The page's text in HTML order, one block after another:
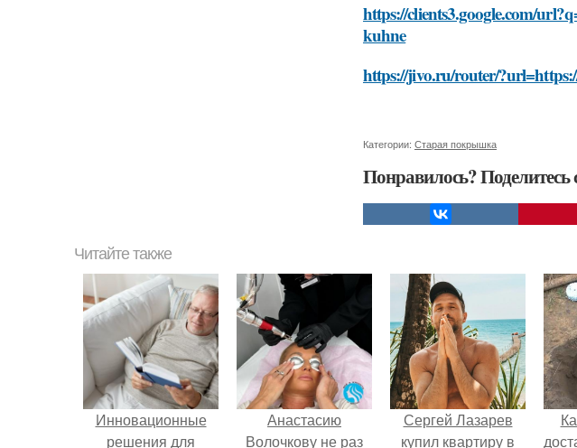
https://clients3.google.com/
kuhne
https://jivo.ru/router/
Категории: Старая покрышка
Понравилось? Поделитесь
Читайте также
Инновационные
решения для
Анастасию
Волочкову не раз
Сергей Лазарев
купил квартиру в